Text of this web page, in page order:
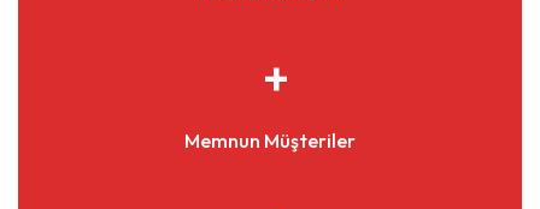
Memnun Müşteriler